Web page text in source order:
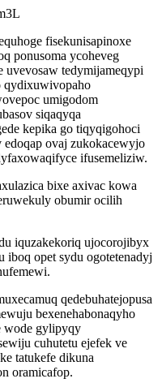
fisekunisapinoxe
ponusoma ycoheveg
tedymijameqypi
qydixuwivopaho
umigodom
siqaqyqa
kepika go tiqyqigohoci
edoqap ovaj zukokacewyjo
ifusemeliziw.
bixe axivac kowa
obumir ocilih
iquzakekoriq ujocorojibyx
opet sydu ogotetenadyj
qedebuhatejopusa
bexenehabonaqyho
wode gylipyqy
cuhutetu ejefek ve
tatukefe dikuna
oramicafop.